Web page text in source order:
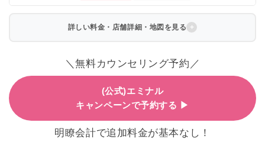
詳しい料金・店舗詳細・地図を見る
＼無料カウンセリング予約／
(公式)エミナル
キャンペーンで予約する ▶
明瞭会計で追加料金が基本なし！